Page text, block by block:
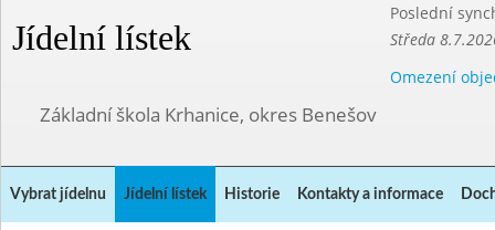
Jídelní lístek
Poslední
Středa
Omezení
Základní škola Krhanice, okres Benešov
Vybrat jídelnu Jídelní lístek Historie Kontakty a informace